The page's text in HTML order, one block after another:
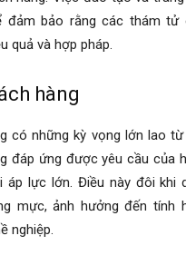
đảm bảo rằng các thám tử
quả và hợp pháp.
hàng
có những kỳ vọng lớn lao
đáp ứng được yêu cầu của
áp lực lớn. Điều này đôi khi
mực, ảnh hưởng đến tính
nghiệp.